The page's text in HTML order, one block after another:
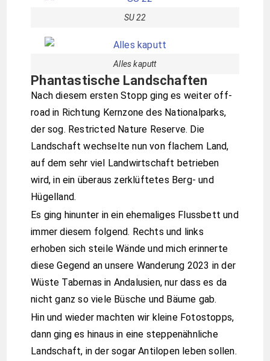
SU 22
Alles kaputt
Phantastische Landschaften
Nach diesem ersten Stopp ging es weiter off-
road in Richtung Kernzone des Nationalparks,
der sog. Restricted Nature Reserve. Die
Landschaft wechselte nun von flachem Land,
auf dem sehr viel Landwirtschaft betrieben
wird, in ein überaus zerklüftetes Berg- und
Hügelland.
Es ging hinunter in ein ehemaliges Flussbett und
immer diesem folgend. Rechts und links
erhoben sich steile Wände und mich erinnerte
diese Gegend an unsere Wanderung 2023 in der
Wüste Tabernas in Andalusien, nur dass es da
nicht ganz so viele Büsche und Bäume gab.
Hin und wieder machten wir kleine Fotostopps,
dann ging es hinaus in eine steppenähnliche
Landschaft, in der sogar Antilopen leben sollen.